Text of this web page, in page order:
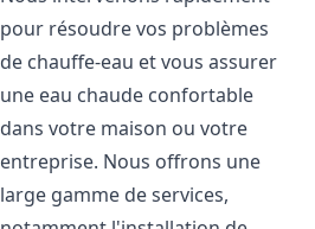
pour résoudre vos problèmes
de chauffe-eau et vous assurer
une eau chaude confortable
dans votre maison ou votre
entreprise. Nous offrons une
large gamme de services,